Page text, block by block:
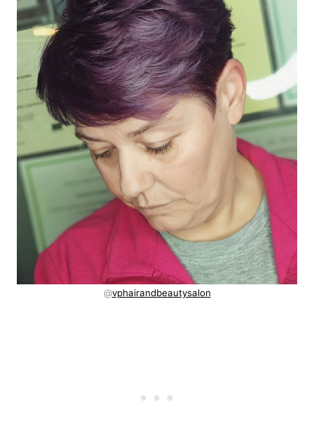
@vphairandbeautysalon